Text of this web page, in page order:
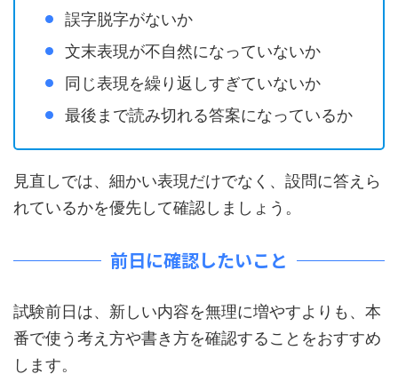
誤字脱字がないか
文末表現が不自然になっていないか
同じ表現を繰り返しすぎていないか
最後まで読み切れる答案になっているか
見直しでは、細かい表現だけでなく、設問に答えら
れているかを優先して確認しましょう。
前日に確認したいこと
試験前日は、新しい内容を無理に増やすよりも、本
番で使う考え方や書き方を確認することをおすすめ
します。